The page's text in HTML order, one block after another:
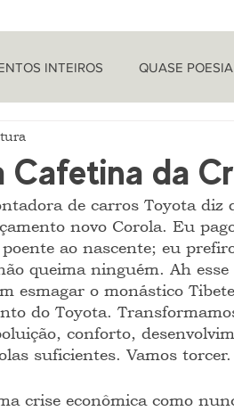
INTEIROS QUASE POESIA
FILOSÓFICAS
O CRONISTA
Cafetina da
de carros Toyota diz
novo Corola. Eu
ao nascente; eu
queima ninguém. Ah
esmagar o monástico
do Toyota.
conforto,
suficientes. Vamos torcer.
crise econômica como